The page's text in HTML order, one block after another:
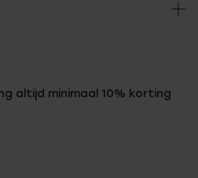
altijd minimaal 10% korting